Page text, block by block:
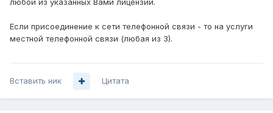
любой из указанных Вами лицензий.
Если присоединение к сети телефонной связи - то на услуги
местной телефонной связи (любая из 3).
Вставить ник Цитата